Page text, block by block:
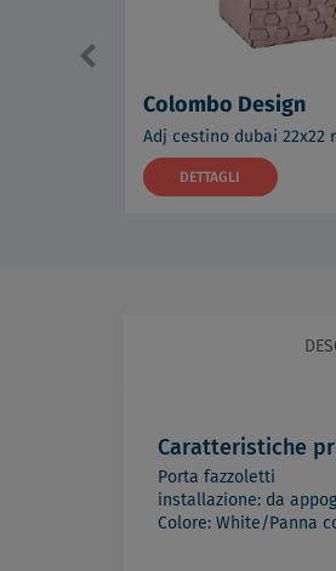
Colombo Design
DETTAGLI
Caratteristiche
Porta fazzoletti
installazione: da
Colore: White/Panna